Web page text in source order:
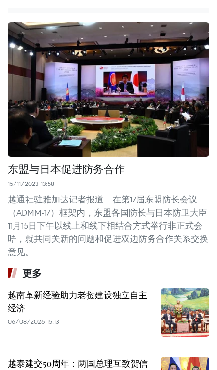
东盟与日本促进防务合作
15/11/2023 13:58
越通社驻雅加达记者报道，在第17届东盟防长会议
（ADMM-17）框架内，东盟各国防长与日本防卫大臣
11月15日下午以线上和线下相结合方式举行非正式会
晤，就共同关新的问题和促进双边防务合作关系交换
意见。
更多
越南革新经验助力老挝建设独立自主
经济
06/08/2026 15:13
越泰建交50周年：两国总理互致贺信